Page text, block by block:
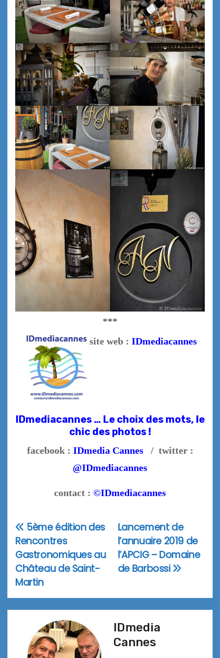
***
site web : IDmediacannes
IDmediacannes … Le choix des mots, le
chic des photos !
facebook : IDmedia Cannes/ twitter :
@IDmediacannes
contact : ©IDmediacannes
Navigation
de
l’article
Lancement de
l’annuaire 2019 de
l’APCIG – Domaine
de Barbossi
5ème édition des
Rencontres
Gastronomiques au
Château de Saint-
Martin
IDmedia
Cannes